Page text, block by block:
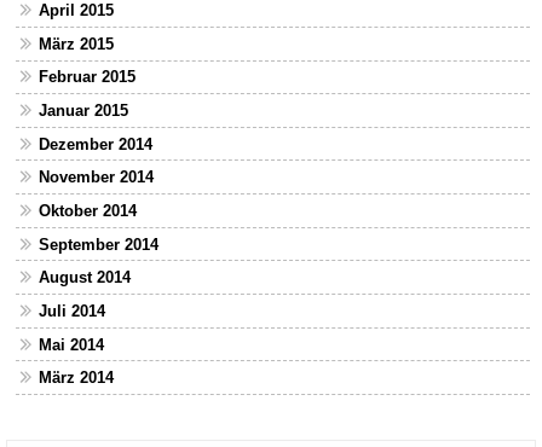
April 2015
März 2015
Februar 2015
Januar 2015
Dezember 2014
November 2014
Oktober 2014
September 2014
August 2014
Juli 2014
Mai 2014
März 2014